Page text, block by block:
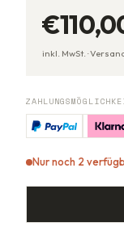
inkl. MwSt. ·
Nur noch 2